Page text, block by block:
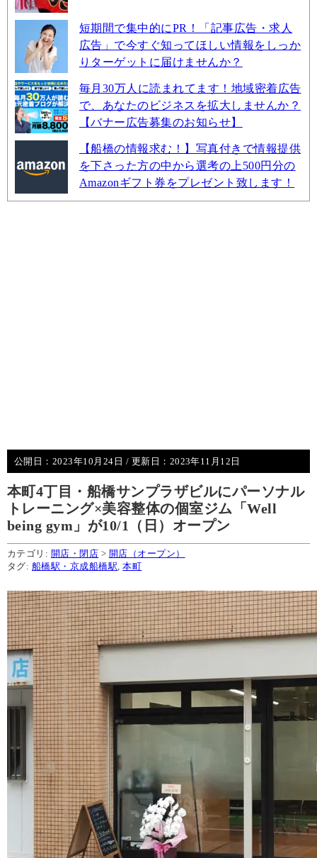
短期間で集中的にPR！「記事広告・求人
広告」で今すぐ知ってほしい情報をしっか
りターゲットに届けませんか？
毎月30万人に読まれてます！地域密着広告
で、あなたのビジネスを拡大しませんか？
【バナー広告募集のお知らせ】
【船橋の情報求む！】写真付きで情報提供
を下さった方の中から選考の上500円分の
Amazonギフト券をプレゼント致します！
公開日： 2023年10月24日 / 更新日： 2023年11月12日
本町4丁目・船橋サンプラザビルにパーソナル
トレーニング×美容整体の個室ジム「Well
being gym」が10/1（日）オープン
カテゴリ: 開店・閉店 > 開店（オープン）
タグ: 船橋駅・京成船橋駅 ,本町